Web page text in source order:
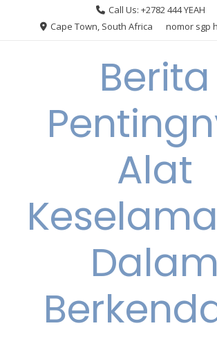
Call Us: +2782 444 YEAH
Cape Town, South Africa
nomor sgp
Berita
Alat
Dalam